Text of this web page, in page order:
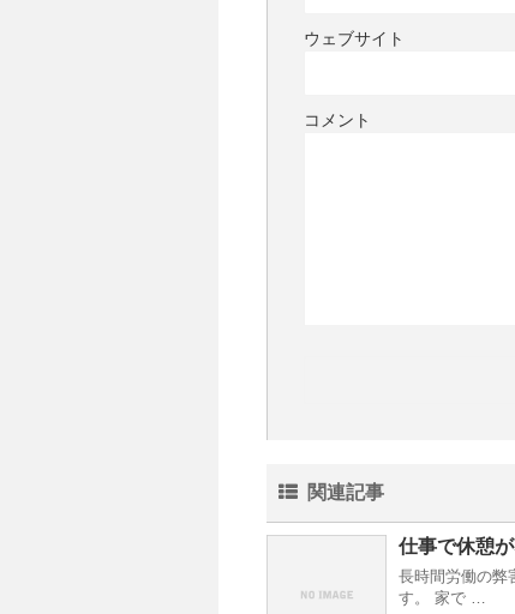
ウェブサイト
コメント
関連記事
仕事で休憩
長時間労働の弊
す。 家で …